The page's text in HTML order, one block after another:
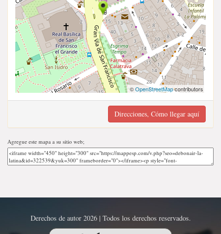
©OpenStreetMapcontributors
Direcciones, Cómo llegar aquí
Agregue este mapa a su sitio web;
Derechos de autor 2026 | Todos los derechos reservados.